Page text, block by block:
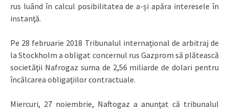
rus luând în calcul posibilitatea de a-și apăra interesele în
instanţă.
Pe 28 februarie 2018 Tribunalul internaţional de arbitraj de
la Stockholm a obligat concernul rus Gazprom să plătească
societăţii Nafrogaz suma de 2,56 miliarde de dolari pentru
încălcarea obligaţiilor contractuale.
Miercuri, 27 noiembrie, Naftogaz a anunţat că tribunalul